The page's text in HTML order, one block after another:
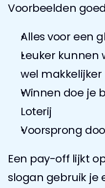
Voorbeelden
Alles voor een
Leuker kunnen
wel makkelijker
Winnen doe je
Loterij
Voorsprong
Een pay-off lijkt
slogan gebruik je